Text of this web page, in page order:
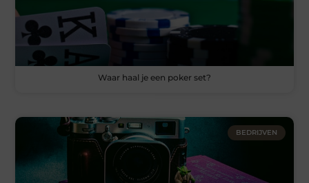
Waar haal je een poker set?
BEDRIJVEN